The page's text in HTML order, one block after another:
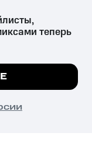
вред здоровью,
все
теперь